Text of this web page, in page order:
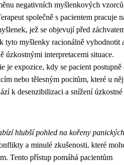
negativních myšlenkových
společně s pacientem pracuje
jež se objevují před
tyto myšlenky racionálně vyhodnotit
úzkostnými interpretacemi situace.
je expozice, kdy se pacient postupně
nebo tělesným pocitům, které u něj
k desenzibilizaci a snížení úzkostné
hlubší pohled na kořeny
a minulé zkušenosti, které
Tento přístup pomáhá pacientům